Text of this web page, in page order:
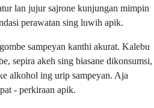
lan jujur ​​sajrone kunjungan mimpin
perawatan sing luwih apik.
sampeyan kanthi akurat. Kalebu
sepira akeh sing biasane dikonsumsi,
alkohol ing urip sampeyan. Aja
- perkiraan apik.